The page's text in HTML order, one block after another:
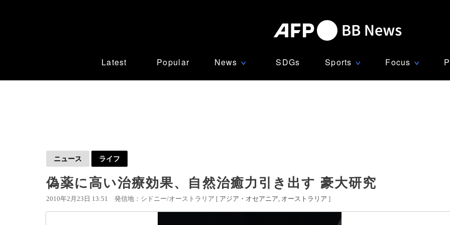
Latest Popular News ∨ SDGs Sports ∨ Focus ∨
ニュース ライフ
偽薬に高い治療効果、自然治癒力引き出す 豪大研究
2010年2月23日 13:51 発信地：シドニー/オーストラリア [ アジア・オセアニア オーストラリア ]